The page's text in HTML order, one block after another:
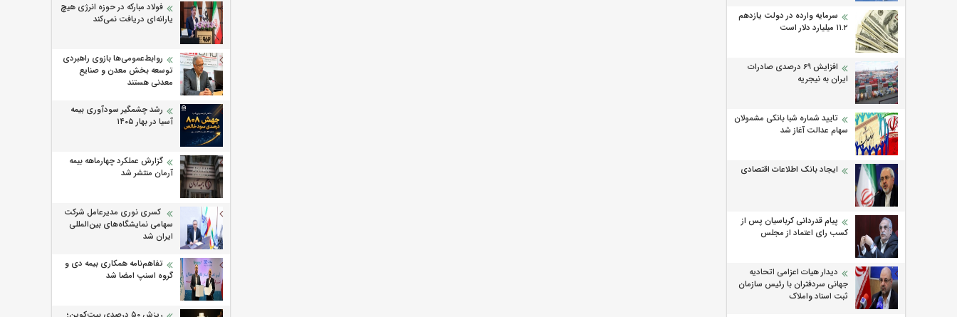
سرمایه وارده در دولت یازدهم
۱۱.۲ میلیارد دلار است
افزایش 69 درصدی صادرات
ایران به نیجریه
تایید شماره شبا بانکی مشمولان
سهام عدالت آغاز شد
ایجاد بانک اطلاعات اقتصادی
پیام قدردانی کرباسیان پس از
کسب رای اعتماد از مجلس
دیدار هیات اعزامی اتحادیه
جهانی سردفتران با رئیس سازمان
ثبت اسناد واملاک
فولاد مبارکه در حوزه انرژی هیچ
یارانه‌ای دریافت نمی‌کند
روابط‌‌عمومی‌ها بازوی راهبردی
توسعه بخش معدن و صنایع
معدنی هستند
رشد چشمگیر سودآوری بیمه
آسیا در بهار ۱۴۰۵
گزارش عملکرد چهارماهه بیمه
آرمان منتشر شد
کسری نوری مدیرعامل شرکت
سهامی نمایشگاه‌های بین‌المللی
ایران شد
تفاهم‌نامه همکاری بیمه دی و
گروه اسنپ امضا شد